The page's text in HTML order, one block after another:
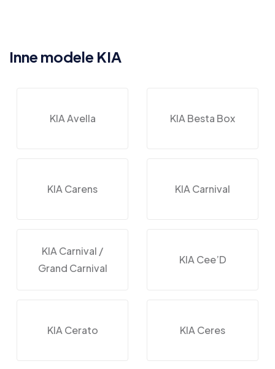
Inne modele KIA
KIA Avella KIA Besta Box
KIA Carens KIA Carnival
KIA Carnival /
Grand Carnival
KIA Cee’D
KIA Cerato KIA Ceres